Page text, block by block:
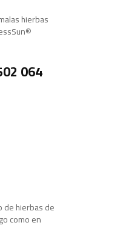
hierbas
064
de hierbas de
como en